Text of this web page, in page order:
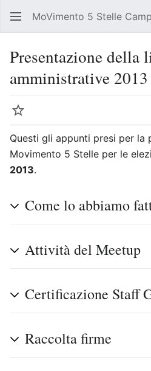
Apri il menu principale MoVimento 5 Stelle
Presentazione della
amministrative 2013
Segui
Questi gli appunti presi per la
Movimento 5 Stelle per le
2013.
Come lo abbiamo
Attività del Meetup
Certificazione Staff
Raccolta firme